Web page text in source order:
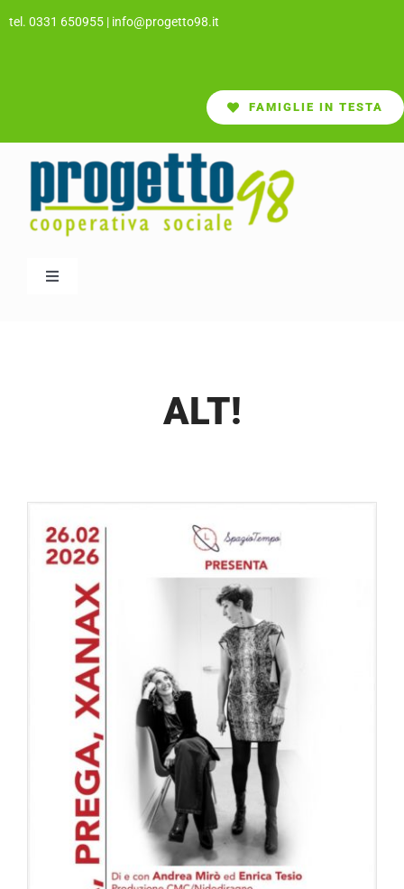
Salta
tel. 0331 650955 | info@progetto98.it
FAMIGLIE IN TESTA
Toggle
PROGETTI
P98GREEN
DOCUMENTI
ALT!